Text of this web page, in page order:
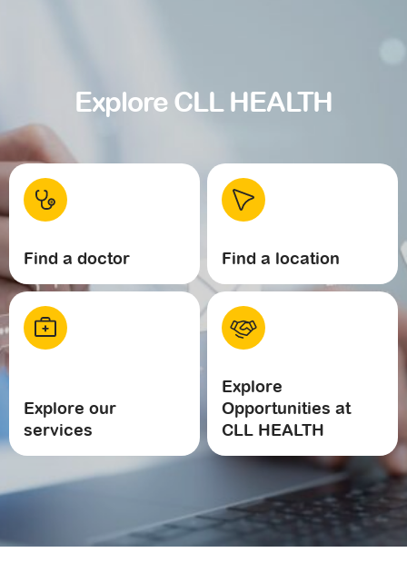
Explore CLL HEALTH
Find a doctor Find a location
Explore our
services
Explore
Opportunities at
CLL HEALTH